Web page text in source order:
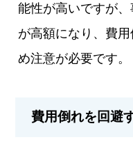
能性が高いですが
が高額になり、費
め注意が必要です。
費用倒れを回避